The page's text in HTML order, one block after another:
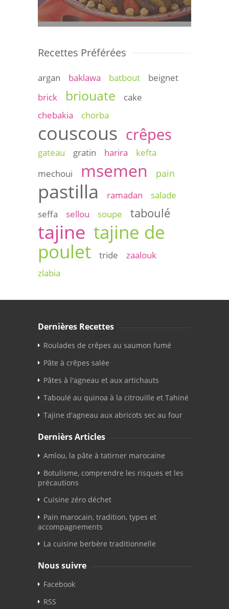
Recettes Préférées
argan baklawa batbout
beignet
brick
briouate
cake
chebakia
chorba
couscous crêpes
gateau gratin harira
kefta
mechoui
msemen pain
pastilla ramadan
salade
seffa
sellou soupe taboulé
tajine tajine de
poulet
tride
zaalouk
zlabia
Dernières Recettes
Roulades de crêpes au saumon fumé
Pâte à crêpes salée
Pâtes à l'agneau et aux artichauts
Taboulé au quinoa à la citrouille et Tahiné
Tajine d'agneau aux abricots sec au four
Dernièrs Articles
Amlou, la pâte à tatirner marocaine
Botulisme, comprendre les risques et les
précautions
Cuisine zéro déchet
Pain marocain, tradition, types et
accompagnements
La cuisine berbère traditionnelle
Nous suivre
Facebook
RSS